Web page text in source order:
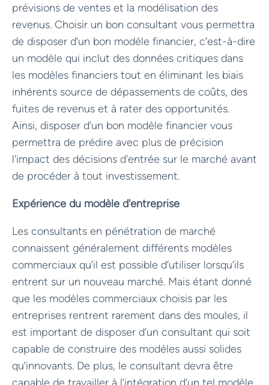
prévisions de ventes et la modélisation des
revenus. Choisir un bon consultant vous permettra
de disposer d’un bon modèle financier, c’est-à-dire
un modèle qui inclut des données critiques dans
les modèles financiers tout en éliminant les biais
inhérents source de dépassements de coûts, des
fuites de revenus et à rater des opportunités.
Ainsi, disposer d’un bon modèle financier vous
permettra de prédire avec plus de précision
l'impact des décisions d'entrée sur le marché avant
de procéder à tout investissement.
Expérience du modèle d'entreprise
Les consultants en pénétration de marché
connaissent généralement différents modèles
commerciaux qu’il est possible d’utiliser lorsqu’ils
entrent sur un nouveau marché. Mais étant donné
que les modèles commerciaux choisis par les
entreprises rentrent rarement dans des moules, il
est important de disposer d’un consultant qui soit
capable de construire des modèles aussi solides
qu’innovants. De plus, le consultant devra être